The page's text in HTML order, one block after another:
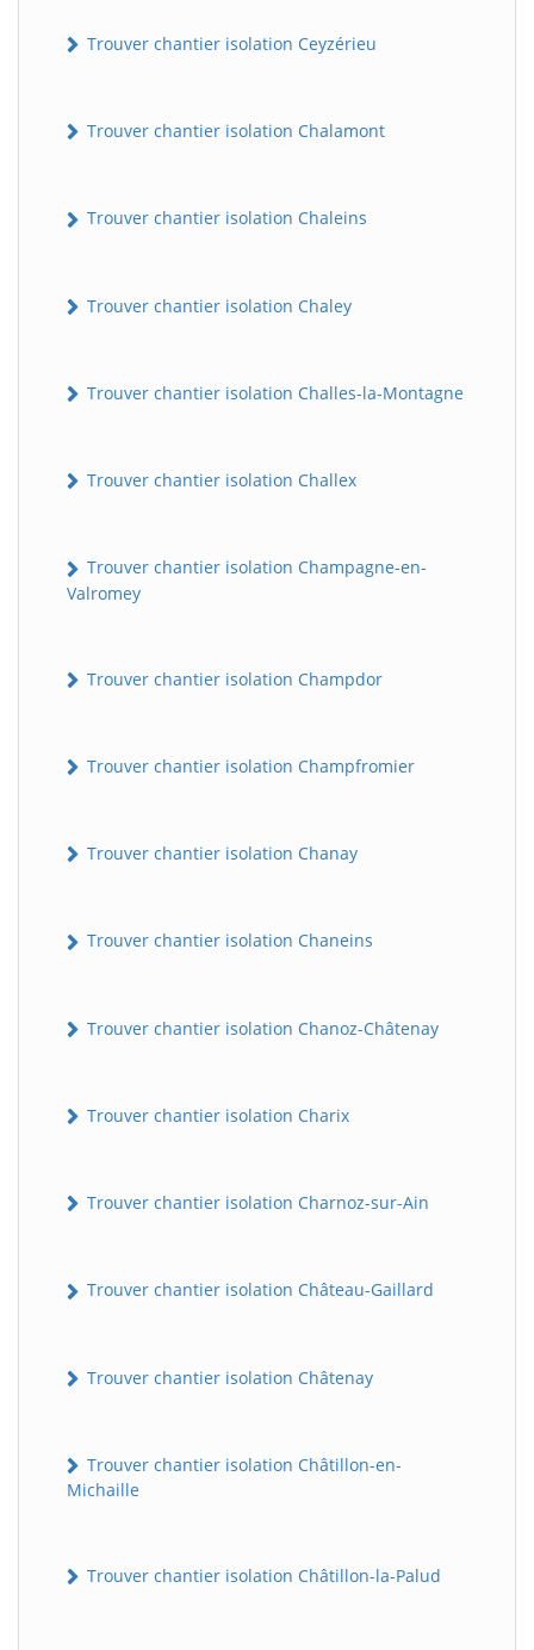
Trouver chantier isolation Ceyzérieu
Trouver chantier isolation Chalamont
Trouver chantier isolation Chaleins
Trouver chantier isolation Chaley
Trouver chantier isolation Challes-la-Montagne
Trouver chantier isolation Challex
Trouver chantier isolation Champagne-en-
Valromey
Trouver chantier isolation Champdor
Trouver chantier isolation Champfromier
Trouver chantier isolation Chanay
Trouver chantier isolation Chaneins
Trouver chantier isolation Chanoz-Châtenay
Trouver chantier isolation Charix
Trouver chantier isolation Charnoz-sur-Ain
Trouver chantier isolation Château-Gaillard
Trouver chantier isolation Châtenay
Trouver chantier isolation Châtillon-en-
Michaille
Trouver chantier isolation Châtillon-la-Palud